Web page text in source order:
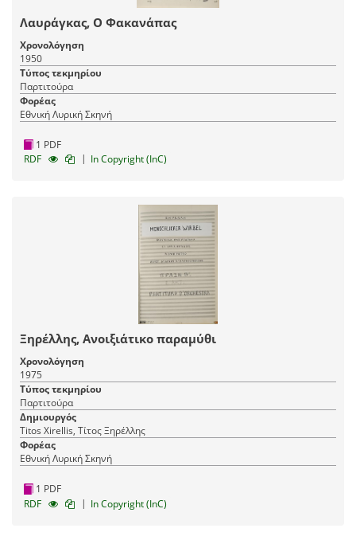
Λαυράγκας, Ο Φακανάπας
Χρονολόγηση
1950
Τύπος τεκμηρίου
Παρτιτούρα
Φορέας
Εθνική Λυρική Σκηνή
1 PDF
RDF
| In Copyright (InC)
Ξηρέλλης, Ανοιξιάτικο παραμύθι
Χρονολόγηση
1975
Τύπος τεκμηρίου
Παρτιτούρα
Δημιουργός
Titos Xirellis, Τίτος Ξηρέλλης
Φορέας
Εθνική Λυρική Σκηνή
1 PDF
RDF
| In Copyright (InC)